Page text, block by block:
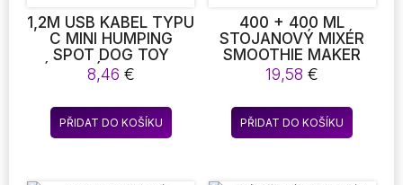
1,2M USB KABEL TYPU
C MINI HUMPING
SPOT DOG TOY
ZÁBAVNÝ KABEL PRO
SMARTPHONE
DATOVÉ NABÍJENÍ
LINKY UNIVERZÁLNÍ
KABELY PRO
8,46 €
PŘIDAT DO KOŠÍKU
400 + 400 ML
STOJANOVÝ MIXÉR
SMOOTHIE MAKER
SHAKER FITNESS
CHOPPER
MULTIFUNKČNÍ
KUCHYŇSKÝ ROBOT
MIXER MILK SHAKER
19,58€
PŘIDAT DO KOŠÍKU